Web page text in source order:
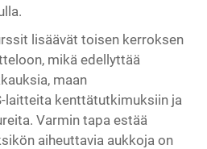
lisäävät toisen kerroksen
mikä edellyttää
maan
laitteita kenttätutkimuksiin ja
Varmin tapa estää
aiheuttavia aukkoja on